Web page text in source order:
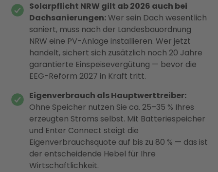
Solarpflicht NRW gilt ab 2026 auch bei
Dachsanierungen:Wer sein Dach wesentlich
saniert, muss nach der Landesbauordnung
NRW eine PV-Anlage installieren. Wer jetzt
handelt, sichert sich zusätzlich noch 20 Jahre
garantierte Einspeisevergütung — bevor die
EEG-Reform 2027 in Kraft tritt.
Eigenverbrauch als Hauptwerttreiber:
Ohne Speicher nutzen Sie ca. 25–35 % Ihres
erzeugten Stroms selbst. Mit Batteriespeicher
und Enter Connect steigt die
Eigenverbrauchsquote auf bis zu 80 % — das ist
der entscheidende Hebel für Ihre
Wirtschaftlichkeit.